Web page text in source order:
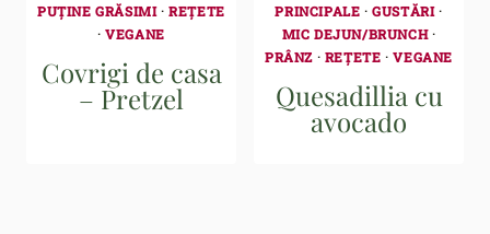
PUȚINE GRĂSIMI·REȚETE
·VEGANE
Covrigi de casa
– Pretzel
PRINCIPALE ·GUSTĂRI·
MIC DEJUN/BRUNCH·
PRÂNZ · REȚETE ·VEGANE
Quesadillia cu
avocado